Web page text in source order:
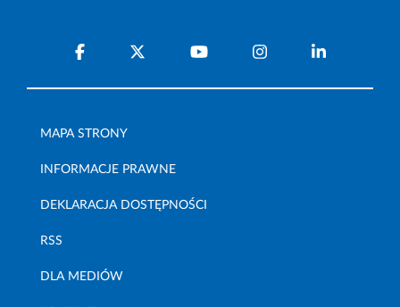
MAPA STRONY
INFORMACJE PRAWNE
DEKLARACJA DOSTĘPNOŚCI
RSS
DLA MEDIÓW